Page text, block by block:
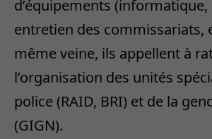
d’équipements
entretien des commissariats,
même veine, ils appellent à
l’organisation des unités
police (RAID, BRI) et de la
(GIGN).